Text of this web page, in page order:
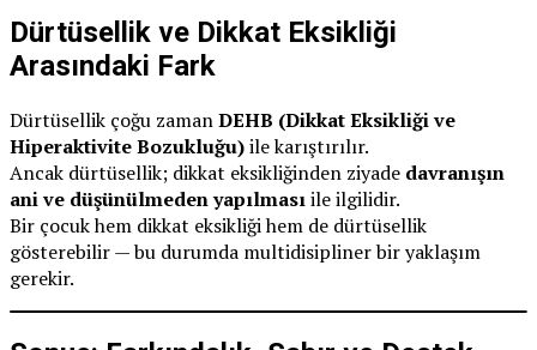
Dürtüsellik ve Dikkat Eksikliği
Arasındaki Fark
Dürtüsellik çoğu zamanDEHB (Dikkat Eksikliği ve
Hiperaktivite Bozukluğu)ile karıştırılır.
Ancak dürtüsellik; dikkat eksikliğinden ziyade davranışın
ani ve düşünülmeden yapılmasıile ilgilidir.
Bir çocuk hem dikkat eksikliği hem de dürtüsellik
gösterebilir — bu durumda multidisipliner bir yaklaşım
gerekir.